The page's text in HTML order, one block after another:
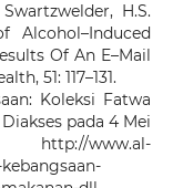
H.S.
Alcohol–Induced
Of An E–Mail
51: 117–131.
Koleksi Fatwa
pada 4 Mei
www.al-